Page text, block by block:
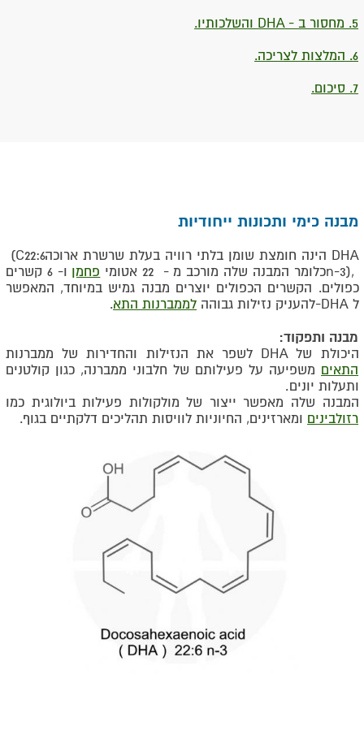
מבנה כימי ותכונות ייחודיות
DHA הינה חומצת שומן בלתי רוויה בעלת שרשרת ארוכה(C22:6
n-3),כלומר המבנה שלה מורכב מ - 22 אטומי פחמן
ו- 6 קשרים
כפולים. הקשרים הכפולים יוצרים מבנה גמיש במיוחד, המאפשר
ל -DHAלהעניק נזילות גבוהה לממברנות התא.
מבנה ותפקוד:
היכולת שלDHAלשפר את הנזילות והחדירות של ממברנות
התאים משפיעה על פעילותם של חלבוני ממברנה, כגון קולטנים
ותעלות יונים.
המבנה שלה מאפשר ייצור של מולקולות פעילות ביולוגית כמו
רזולבינים ומארזינים, החיוניות לוויסות תהליכים דלקתיים בגוף.
5. מחסור ב - DHA והשלכותיו.
6. המלצות לצריכה.
7. סיכום.